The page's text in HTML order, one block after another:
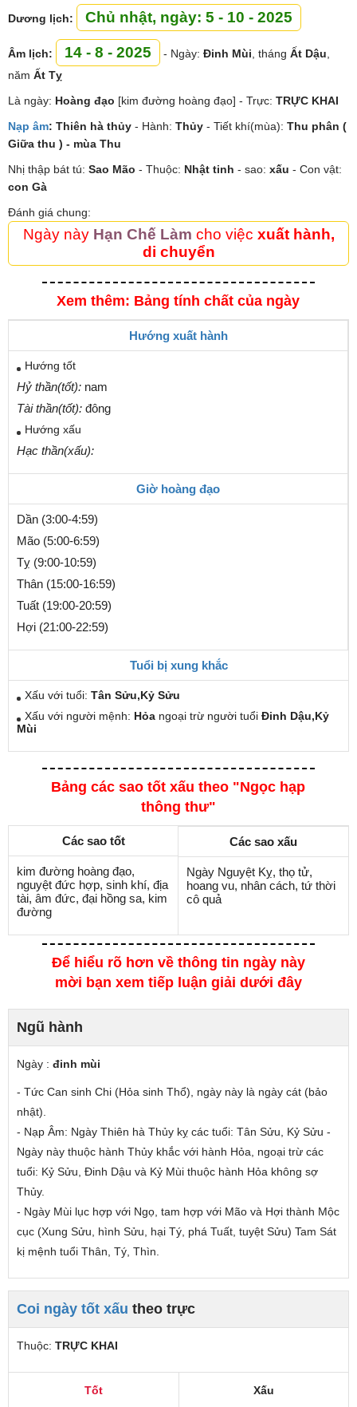
Dương lịch: Chủ nhật, ngày: 5 - 10 - 2025
Âm lịch: 14 - 8 - 2025 - Ngày: Đinh Mùi , tháng Ất Dậu
năm Ất Tỵ
Là ngày: Hoàng đạo [kim đường hoàng đạo] - Trực: TRỰC KHAI
Nạp âm: Thiên hà thủy - Hành: Thủy - Tiết khí(mùa): Thu phân (
Giữa thu ) - mùa Thu
Nhị thập bát tú: Sao Mão - Thuộc: Nhật tinh - sao: xấu - Con vật:
con Gà
Đánh giá chung:
Ngày này Hạn Chế Làm cho việc xuất hành,
di chuyển
Xem thêm: Bảng tính chất của ngày
Hướng xuất hành
Hướng tốt
Hỷ thần(tốt): nam
Tài thần(tốt): đông
Hướng xấu
Hạc thần(xấu):
Giờ hoàng đạo
Dần (3:00-4:59)
Mão (5:00-6:59)
Tỵ (9:00-10:59)
Thân (15:00-16:59)
Tuất (19:00-20:59)
Hợi (21:00-22:59)
Tuổi bị xung khắc
Xấu với tuổi: Tân Sửu,Kỷ Sửu
Xấu với người mệnh: Hỏa ngoại trừ người tuổi Đinh Dậu,Kỷ
Mùi
Bảng các sao tốt xấu theo "Ngọc hạp
thông thư"
Các sao tốt
kim đường hoàng đạo,
nguyệt đức hợp, sinh khí, địa
tài, âm đức, đại hồng sa, kim
đường
Các sao xấu
Ngày Nguyệt Kỵ, thọ tử,
hoang vu, nhân cách, tứ thời
cô quả
Để hiểu rõ hơn về thông tin ngày này
mời bạn xem tiếp luận giải dưới đây
Ngũ hành
Ngày : đinh mùi
- Tức Can sinh Chi (Hỏa sinh Thổ), ngày này là ngày cát (bảo
nhật).
- Nạp Âm: Ngày Thiên hà Thủy kỵ các tuổi: Tân Sửu, Kỷ Sửu -
Ngày này thuộc hành Thủy khắc với hành Hỏa, ngoại trừ các
tuổi: Kỷ Sửu, Đinh Dậu và Kỷ Mùi thuộc hành Hỏa không sợ
Thủy.
- Ngày Mùi lục hợp với Ngọ, tam hợp với Mão và Hợi thành Mộc
cục (Xung Sửu, hình Sửu, hại Tý, phá Tuất, tuyệt Sửu) Tam Sát
kị mệnh tuổi Thân, Tý, Thìn.
Coi ngày tốt xấu theo trực
Thuộc: TRỰC KHAI
Tốt Xấu